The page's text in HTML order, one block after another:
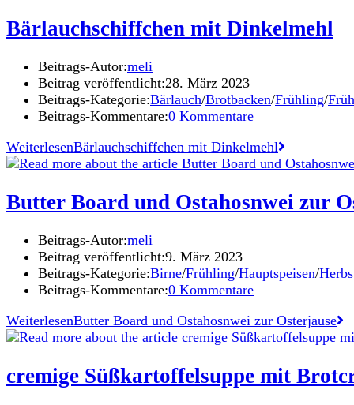
Bärlauchschiffchen mit Dinkelmehl
Beitrags-Autor:meli
Beitrag veröffentlicht:28. März 2023
Beitrags-Kategorie:Bärlauch/Brotbacken/Frühling/
Beitrags-Kommentare:0 Kommentare
WeiterlesenBärlauchschiffchen mit Dinkelmehl
Butter Board und Ostahosnwei zur
Beitrags-Autor:meli
Beitrag veröffentlicht:9. März 2023
Beitrags-Kategorie:Birne/Frühling/Hauptspeisen/
Beitrags-Kommentare:0 Kommentare
WeiterlesenButter Board und Ostahosnwei zur Osterjause
cremige Süßkartoffelsuppe mit